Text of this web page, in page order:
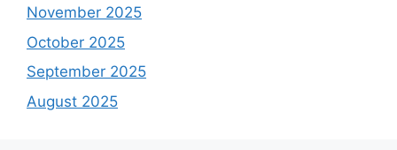
November 2025
October 2025
September 2025
August 2025